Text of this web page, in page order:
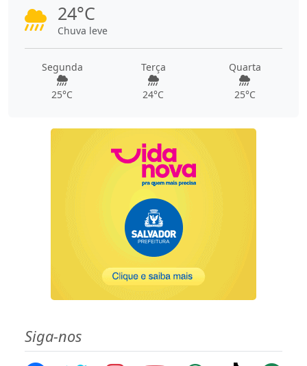
24°C
Chuva leve
Segunda
25°C
Terça
24°C
Quarta
25°C
Siga-nos